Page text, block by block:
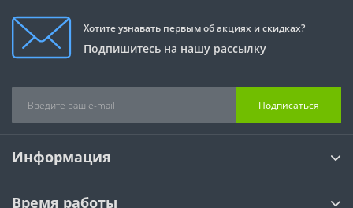
Хотите узнавать первым об акциях и скидках?
Подпишитесь на нашу рассылку
Подписаться
Информация
Время работы